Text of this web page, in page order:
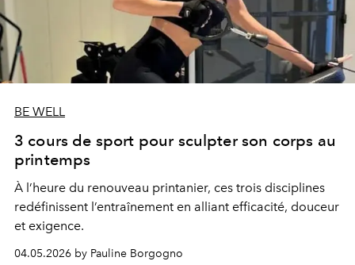
BE WELL
3 cours de sport pour sculpter son corps au
printemps
À l’heure du renouveau printanier, ces trois disciplines
redéfinissent l’entraînement en alliant efficacité, douceur
et exigence.
04.05.2026 by Pauline Borgogno